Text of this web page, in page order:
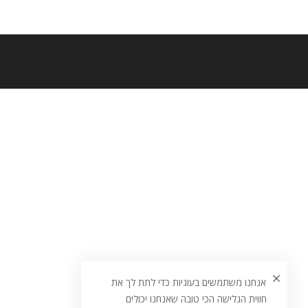
אנחנו משתמשים בעוגיות כדי לתת לך את
חווית הגלישה הכי טובה שאנחנו יכולים